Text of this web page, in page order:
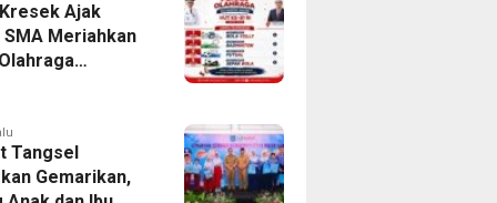
Ajak
Meriahkan
Kresek 2026
Tangsel
Gemarikan,